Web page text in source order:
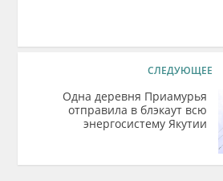
СЛЕДУЮЩЕЕ
Одна деревня Приамурья
отправила в блэкаут всю
энергосистему Якутии